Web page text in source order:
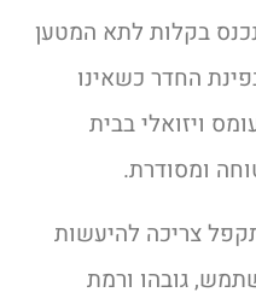
בקלות לתא המטען
החדר כשאינו
ויזואלי בבית
ומסודרת.
צריכה להיעשות
גובהו ורמת